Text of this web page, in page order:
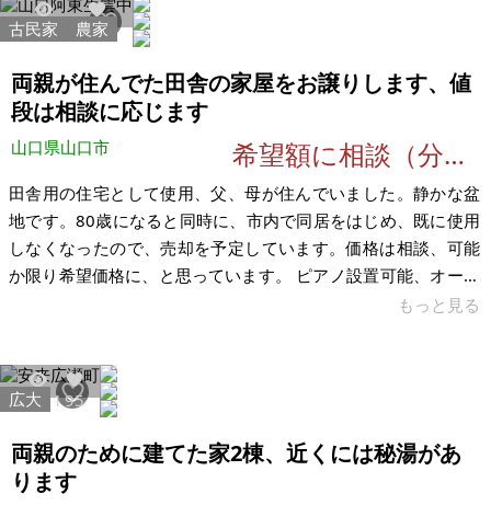
台通る幅しかなく、本道路に出るまで10メートル位の距離があ
ります。新築をお考えの場合、前面の道の中心から1,5メートル
幅位控えなければいけないようです。 最後に、車で15分位の所
に小さな山林
36721 222
古民家 農家
両親が住んでた田舎の家屋をお譲りします、値
段は相談に応じます
山口県山口市 希望額に相談（分割払い対応可）
田舎用の住宅として使用、父、母が住んでいました。静かな盆
地です。80歳になると同時に、市内で同居をはじめ、既に使用
しなくなったので、売却を予定しています。価格は相談、可能
か限り希望価格に、と思っています。 ピアノ設置可能、オール
電化です。バス、トイレはすべてリニューアル済です。 敷地の
車40分/空港まで 車60分 【物件概要】※古屋付土地（現状渡
し）となります 場所：山口県山口市阿東生雲中 土地：宅地、畑
付き、山林付き 建物：築50年 構造：軽量鉄骨 現況
もっと見る
2141195
広大
両親のために建てた家2棟、近くには秘湯があ
ります